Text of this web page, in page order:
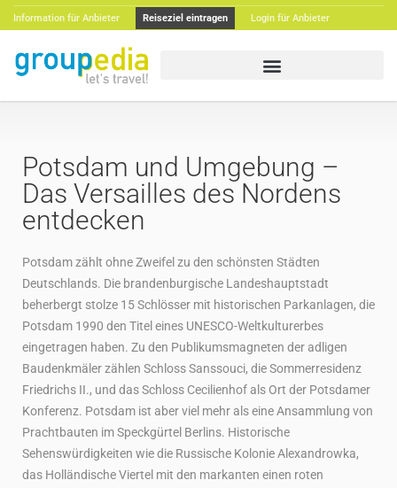
Information für Anbieter Reiseziel eintragen Login für Anbieter
Potsdam und Umgebung –
Das Versailles des Nordens
entdecken
Potsdam zählt ohne Zweifel zu den schönsten Städten
Deutschlands. Die brandenburgische Landeshauptstadt
beherbergt stolze 15 Schlösser mit historischen Parkanlagen, die
Potsdam 1990 den Titel eines UNESCO-Weltkulturerbes
eingetragen haben. Zu den Publikumsmagneten der adligen
Baudenkmäler zählen Schloss Sanssouci, die Sommerresidenz
Friedrichs II., und das Schloss Cecilienhof als Ort der Potsdamer
Konferenz. Potsdam ist aber viel mehr als eine Ansammlung von
Prachtbauten im Speckgürtel Berlins. Historische
Sehenswürdigkeiten wie die Russische Kolonie Alexandrowka,
das Holländische Viertel mit den markanten einen roten